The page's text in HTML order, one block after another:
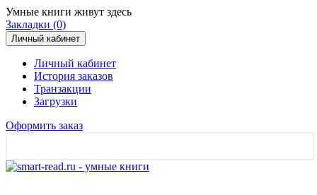
Умные книги живут здесь
Закладки (0)
Личный кабинет
Личный кабинет
История заказов
Транзакции
Загрузки
Оформить заказ